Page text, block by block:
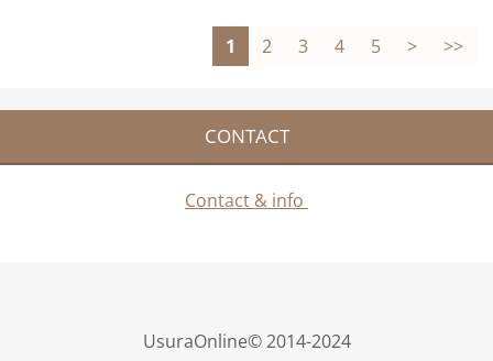
1 2 3 4 5 > >>
CONTACT
Contact & info
UsuraOnline© 2014-2024